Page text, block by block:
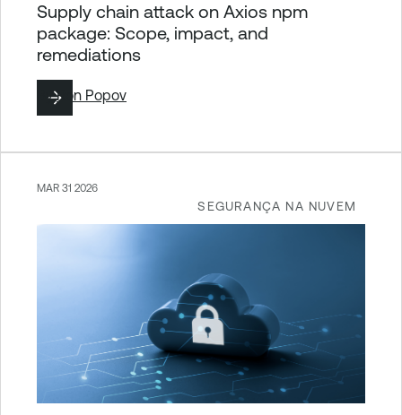
Supply chain attack on Axios npm
package: Scope, impact, and
remediations
ByRon Popov
SEGURANÇA NA NUVEM
MAR 31 2026